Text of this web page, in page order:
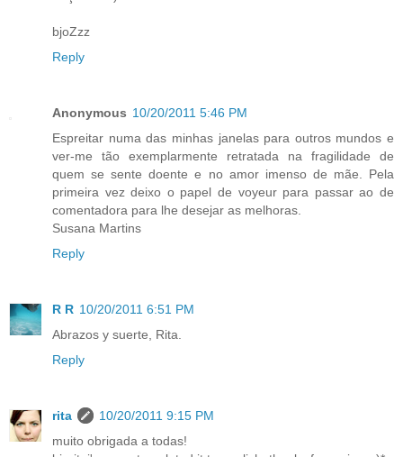
bjoZzz
Reply
Anonymous 10/20/2011 5:46 PM
Espreitar numa das minhas janelas para outros mundos e
ver-me tão exemplarmente retratada na fragilidade de
quem se sente doente e no amor imenso de mãe. Pela
primeira vez deixo o papel de voyeur para passar ao de
comentadora para lhe desejar as melhoras.
Susana Martins
Reply
R R 10/20/2011 6:51 PM
Abrazos y suerte, Rita.
Reply
rita
10/20/2011 9:15 PM
muito obrigada a todas!